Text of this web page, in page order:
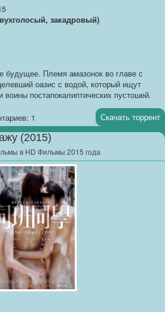
закадровый)
будущее. Племя амазонок во главе с
оазис с водой, который ищут
воины постапокалиптических пустошей.
1 Скачать торрент
(2015)
в HD Фильмы 2015 года